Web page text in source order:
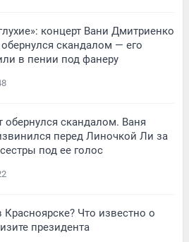
концерт Вани Дмитриенко
скандалом — его
в пении под фанеру
обернулся скандалом. Ваня
перед Линочкой Ли за
под ее голос
Красноярске? Что известно о
президента